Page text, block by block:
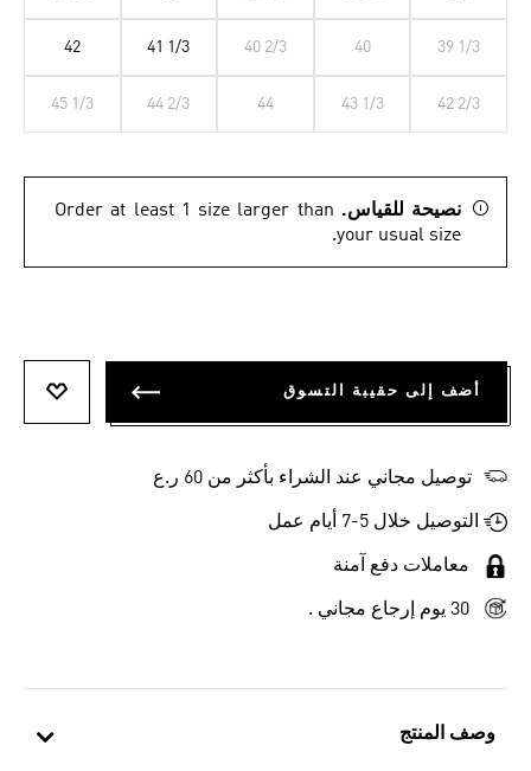
وصف المنتج
39 1/3
40
40 2/3
41 1/3
42
42 2/3
43 1/3
44
44 2/3
45 1/3
نصيحة للقياس. Order at least 1 size larger than
your usual size.
أضف إلى حقيبة التسوق
توصيل مجاني عند الشراء بأكثر من 60 ر.ع
التوصيل خلال 5-7 أيام عمل
معاملات دفع آمنة